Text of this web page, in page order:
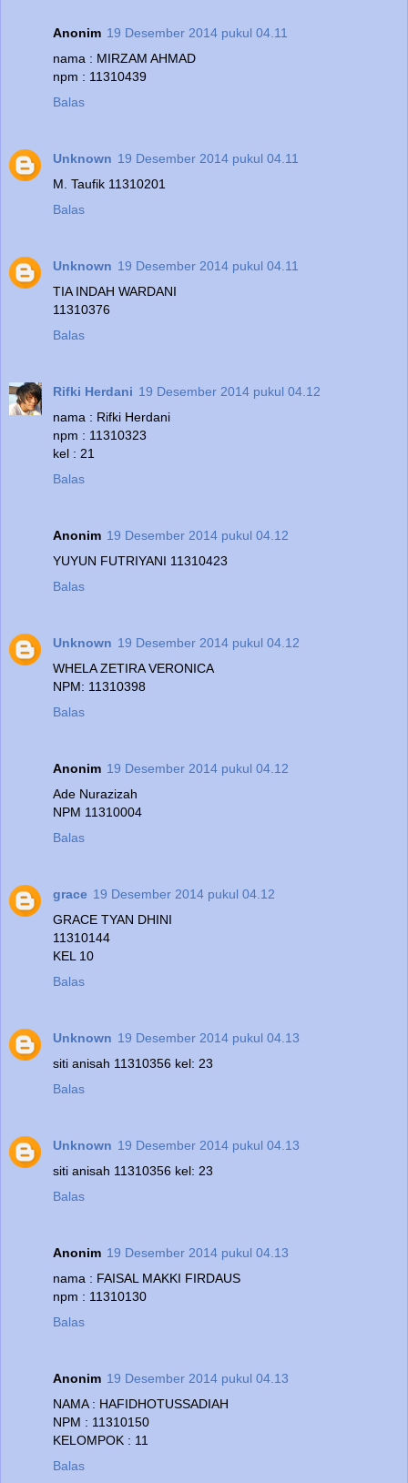
Anonim 19 Desember 2014 pukul 04.11
nama : MIRZAM AHMAD
npm : 11310439
Balas
Unknown 19 Desember 2014 pukul 04.11
M. Taufik 11310201
Balas
Unknown 19 Desember 2014 pukul 04.11
TIA INDAH WARDANI
11310376
Balas
Rifki Herdani 19 Desember 2014 pukul 04.12
nama : Rifki Herdani
npm : 11310323
kel : 21
Balas
Anonim 19 Desember 2014 pukul 04.12
YUYUN FUTRIYANI 11310423
Balas
Unknown 19 Desember 2014 pukul 04.12
WHELA ZETIRA VERONICA
NPM: 11310398
Balas
Anonim 19 Desember 2014 pukul 04.12
Ade Nurazizah
NPM 11310004
Balas
grace 19 Desember 2014 pukul 04.12
GRACE TYAN DHINI
11310144
KEL 10
Balas
Unknown 19 Desember 2014 pukul 04.13
siti anisah 11310356 kel: 23
Balas
Unknown 19 Desember 2014 pukul 04.13
siti anisah 11310356 kel: 23
Balas
Anonim 19 Desember 2014 pukul 04.13
nama : FAISAL MAKKI FIRDAUS
npm : 11310130
Balas
Anonim 19 Desember 2014 pukul 04.13
NAMA : HAFIDHOTUSSADIAH
NPM : 11310150
KELOMPOK : 11
Balas